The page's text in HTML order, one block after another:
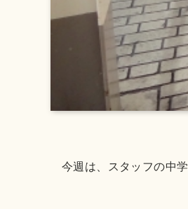
今週は、スタッフの中